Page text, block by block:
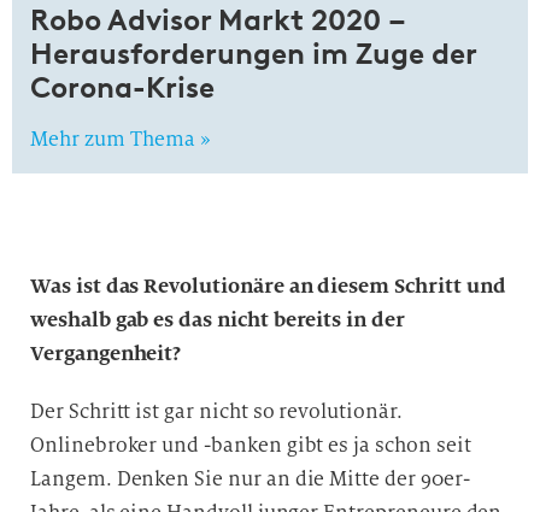
Robo Advisor Markt 2020 –
Heraus­for­derungen im Zuge der
Co­rona-Krise
Mehr zum Thema »
Was ist das Revolutionäre an diesem Schritt und
weshalb gab es das nicht bereits in der
Vergangenheit?
Der Schritt ist gar nicht so revolutionär.
Onlinebroker und -banken gibt es ja schon seit
Langem. Denken Sie nur an die Mitte der 90er-